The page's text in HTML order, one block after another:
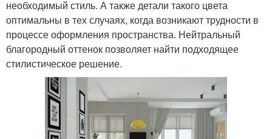
необходимый стиль. А также детали такого цвета
оптимальны в тех случаях, когда возникают трудности в
процессе оформления пространства. Нейтральный
благородный оттенок позволяет найти подходящее
стилистическое решение.